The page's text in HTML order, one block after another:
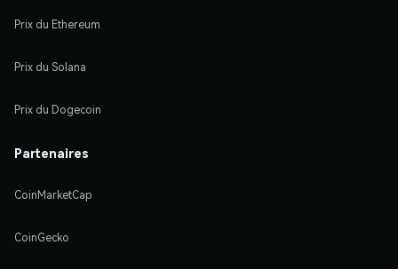
Prix du Ethereum
Prix du Solana
Prix du Dogecoin
Partenaires
CoinMarketCap
CoinGecko